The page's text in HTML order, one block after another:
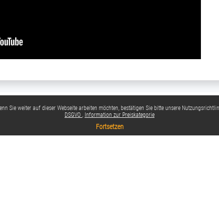
Sie weiter auf dieser Webseite arbeiten möchten, bestätigen Sie bitte unsere
DSGVO
Information zur Preiskategorie
Fortsetzen